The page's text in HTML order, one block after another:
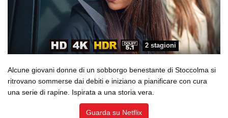
2 stagioni
Alcune giovani donne di un sobborgo benestante di Stoccolma si
ritrovano sommerse dai debiti e iniziano a pianificare con cura
una serie di rapine. Ispirata a una storia vera.
Guarda su Netflix